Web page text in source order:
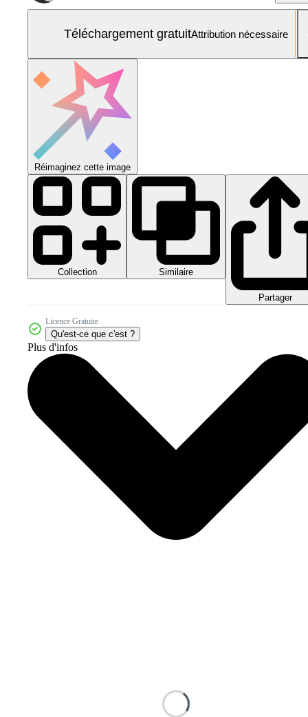
Téléchargement gratuitAttribution nécessaire
Réimaginez cette image
Collection Similaire
Partager
Licence Gratuite
Qu'est-ce que c'est ?
Plus d'infos